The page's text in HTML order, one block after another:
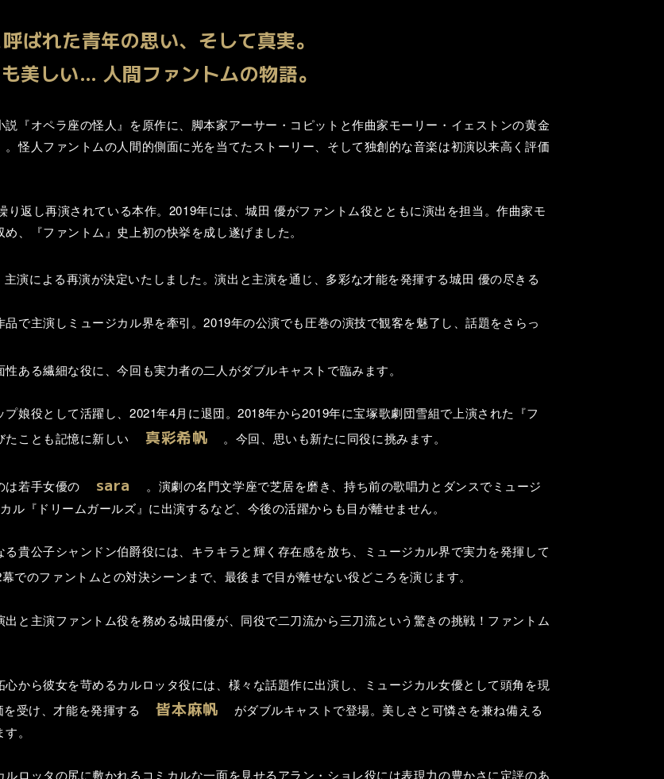
ばれた青年の思い、そして真実。
美しい… 人間ファントムの物語。
『オペラ座の怪人』を原作に、脚本家アーサー・コピットと作曲家モーリー・イェストンの黄金
怪人ファントムの人間的側面に光を当てたストーリー、そして独創的な音楽は初演以来高く評価
返し再演されている本作。2019年には、城田 優がファントム役とともに演出を担当。作曲家モ
、『ファントム』史上初の快挙を成し遂げました。
主演による再演が決定いたしました。演出と主演を通じ、多彩な才能を発揮する城田 優の尽きる
で主演しミュージカル界を牽引。2019年の公演でも圧巻の演技で観客を魅了し、話題をさらっ
ある繊細な役に、今回も実力者の二人がダブルキャストで臨みます。
娘役として活躍し、2021年4月に退団。2018年から2019年に宝塚歌劇団雪組で上演された『フ
ことも記憶に新しい
真彩希帆 。今回、思いも新たに同役に挑みます。
は若手女優の sara
。演劇の名門文学座で芝居を磨き、持ち前の歌唱力とダンスでミュージ
ル『ドリームガールズ』に出演するなど、今後の活躍からも目が離せません。
貴公子シャンドン伯爵役には、キラキラと輝く存在感を放ち、ミュージカル界で実力を発揮して
でのファントムとの対決シーンまで、最後まで目が離せない役どころを演じます。
と主演ファントム役を務める城田優が、同役で二刀流から三刀流という驚きの挑戦！ファントム
から彼女を苛めるカルロッタ役には、様々な話題作に出演し、ミュージカル女優として頭角を現
を受け、才能を発揮する 皆本麻帆
がダブルキャストで登場。美しさと可憐さを兼ね備える
。
ロッタの尻に敷かれるコミカルな一面を見せるアラン・ショレ役には表現力の豊かさに定評のあ